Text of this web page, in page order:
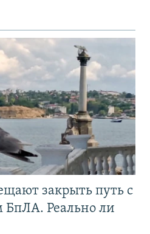
закрыть путь с
БпЛА. Реально ли